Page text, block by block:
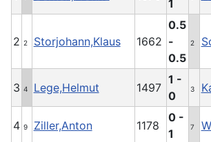
1
2 2 Storjohann,Klaus 1662
0.5
-
0.5
2
3 4 Lege,Helmut 1497
1 -
0
3
4 9 Ziller,Anton 1178
0 -
1
7